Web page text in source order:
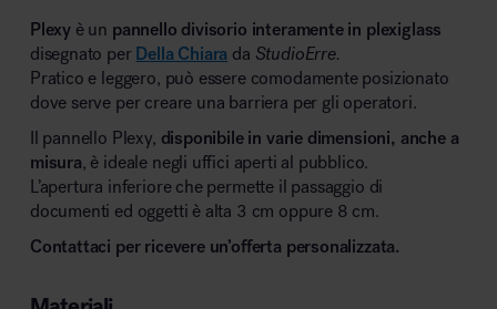
Plexy è un pannello divisorio interamente in plexiglass
disegnato per Della Chiara da StudioErre.
Pratico e leggero, può essere comodamente posizionato
dove serve per creare una barriera per gli operatori.
Il pannello Plexy, disponibile in varie dimensioni, anche a
misura, è ideale negli uffici aperti al pubblico.
L’apertura inferiore che permette il passaggio di
documenti ed oggetti è alta 3 cm oppure 8 cm.
Contattaci per ricevere un’offerta personalizzata.